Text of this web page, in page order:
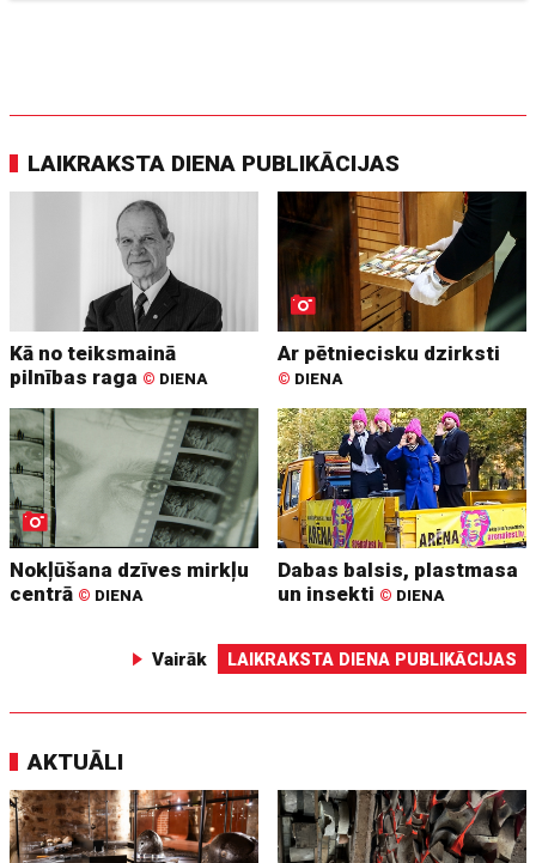
LAIKRAKSTA DIENA PUBLIKĀCIJAS
Kā no teiksmainā
pilnības raga © DIENA
Ar pētniecisku dzirksti
© DIENA
Nokļūšana dzīves mirkļu
centrā © DIENA
Dabas balsis, plastmasa
un insekti © DIENA
Vairāk LAIKRAKSTA DIENA PUBLIKĀCIJAS
AKTUĀLI